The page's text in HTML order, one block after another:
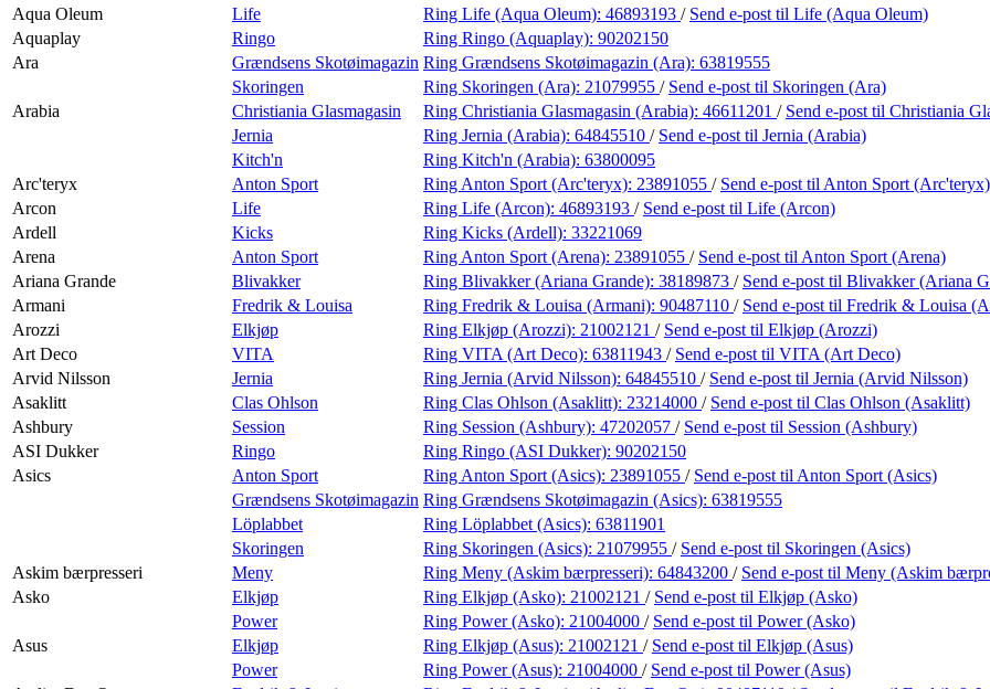
Aqua Oleum
Life Ring Life (Aqua Oleum): 46893193 / Send e-post til Life (Aqua Oleum)
Aquaplay
Ringo Ring Ringo (Aquaplay): 90202150
Ara
Grændsens Skotøimagazin Ring Grændsens Skotøimagazin (Ara): 63819555
Skoringen
Ring Skoringen (Ara): 21079955 / Send e-post til Skoringen (Ara)
Arabia
Christiania Glasmagasin Ring Christiania Glasmagasin (Arabia): 46611201 / Send e-post til Christiania
Jernia
Ring Jernia (Arabia): 64845510 / Send e-post til Jernia (Arabia)
Kitch'n
Ring Kitch'n (Arabia): 63800095
Arc'teryx
Anton Sport Ring Anton Sport (Arc'teryx): 23891055 / Send e-post til Anton Sport (Arc'teryx)
Arcon
Life Ring Life (Arcon): 46893193 / Send e-post til Life (Arcon)
Ardell
Kicks Ring Kicks (Ardell): 33221069
Arena
Anton Sport Ring Anton Sport (Arena): 23891055 / Send e-post til Anton Sport (Arena)
Ariana Grande
Blivakker Ring Blivakker (Ariana Grande): 38189873 / Send e-post til Blivakker (Ariana
Armani
Fredrik & Louisa Ring Fredrik & Louisa (Armani): 90487110 / Send e-post til Fredrik & Louisa
Arozzi
Elkjøp Ring Elkjøp (Arozzi): 21002121 / Send e-post til Elkjøp (Arozzi)
Art Deco
VITA Ring VITA (Art Deco): 63811943 / Send e-post til VITA (Art Deco)
Arvid Nilsson
Jernia Ring Jernia (Arvid Nilsson): 64845510 / Send e-post til Jernia (Arvid Nilsson)
Asaklitt
Clas Ohlson Ring Clas Ohlson (Asaklitt): 23214000 / Send e-post til Clas Ohlson (Asaklitt)
Ashbury
Session Ring Session (Ashbury): 47202057 / Send e-post til Session (Ashbury)
ASI Dukker
Ringo Ring Ringo (ASI Dukker): 90202150
Asics
Anton Sport Ring Anton Sport (Asics): 23891055 / Send e-post til Anton Sport (Asics)
Grændsens Skotøimagazin Ring Grændsens Skotøimagazin (Asics): 63819555
Löplabbet
Ring Löplabbet (Asics): 63811901
Skoringen
Ring Skoringen (Asics): 21079955 / Send e-post til Skoringen (Asics)
Askim bærpresseri
Meny Ring Meny (Askim bærpresseri): 64843200 / Send e-post til Meny (Askim
Asko
Elkjøp Ring Elkjøp (Asko): 21002121 / Send e-post til Elkjøp (Asko)
Power
Ring Power (Asko): 21004000 / Send e-post til Power (Asko)
Asus
Elkjøp Ring Elkjøp (Asus): 21002121 / Send e-post til Elkjøp (Asus)
Power
Ring Power (Asus): 21004000 / Send e-post til Power (Asus)